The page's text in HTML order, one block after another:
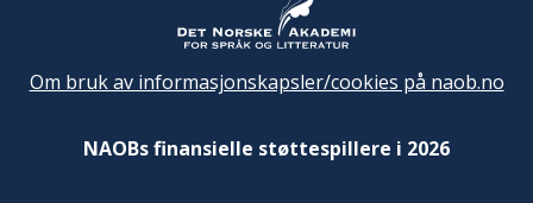
Om bruk av informasjonskapsler/cookies på naob.no
NAOBs finansielle støttespillere i 2026